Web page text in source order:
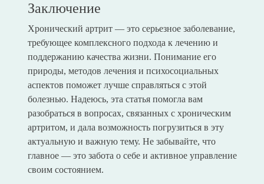
Заключение
Хронический артрит — это серьезное заболевание,
требующее комплексного подхода к лечению и
поддержанию качества жизни. Понимание его
природы, методов лечения и психосоциальных
аспектов поможет лучше справляться с этой
болезнью. Надеюсь, эта статья помогла вам
разобраться в вопросах, связанных с хроническим
артритом, и дала возможность погрузиться в эту
актуальную и важную тему. Не забывайте, что
главное — это забота о себе и активное управление
своим состоянием.